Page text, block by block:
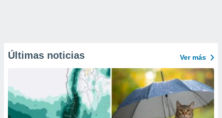
Últimas noticias Ver más